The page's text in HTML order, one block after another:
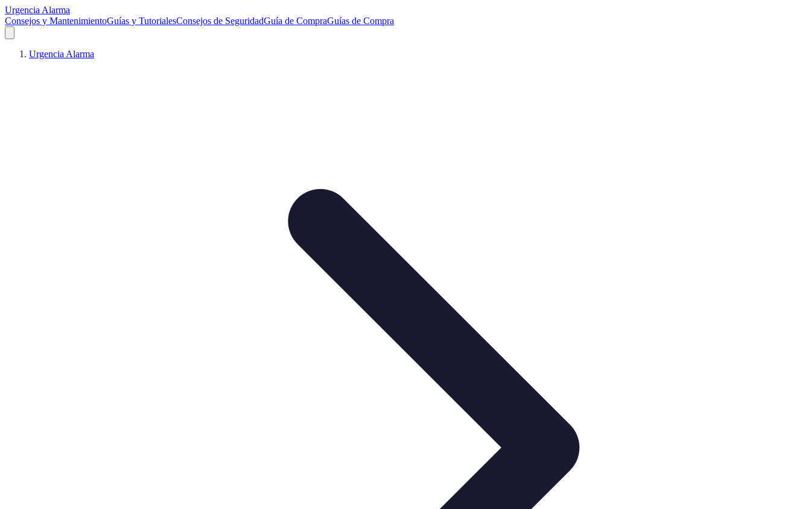
Urgencia Alarma
Consejos y MantenimientoGuías y TutorialesConsejos de SeguridadGuía de CompraGuías de Compra
Urgencia Alarma